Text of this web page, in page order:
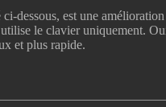
dessous, est une
le clavier uniquement.
et plus rapide.